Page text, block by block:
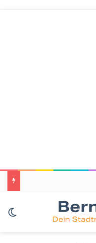
Skin umschalten